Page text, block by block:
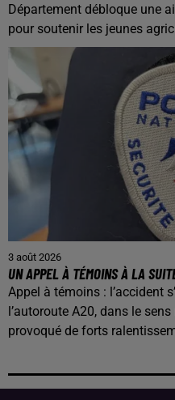
Département débloque une
pour soutenir les jeunes
3 août 2026
UN APPEL À TÉMOINS À LA
Appel à témoins : l’accident
l’autoroute A20, dans le
provoqué de forts